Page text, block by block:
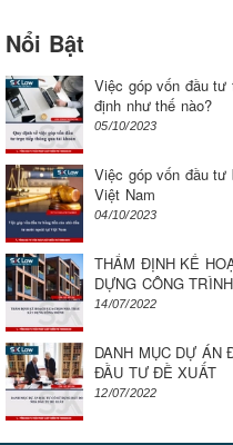
Nổi Bật
Việc góp vốn đầu tư
định như thế nào?
05/10/2023
Việc góp vốn đầu tư
Việt Nam
04/10/2023
THẨM ĐỊNH KẾ
DỰNG CÔNG TRÌNH
14/07/2022
DANH MỤC DỰ ÁN
ĐẦU TƯ ĐỀ XUẤT
12/07/2022